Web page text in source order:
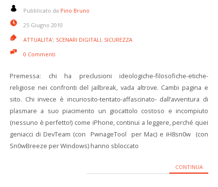
Pubblicato da Pino Bruno
25 Giugno 2010
ATTUALITA', SCENARI DIGITALI, SICUREZZA
0 Commenti
Premessa: chi ha preclusioni ideologiche-filosofiche-etiche-
religiose nei confronti del jailbreak, vada altrove. Cambi pagina e
sito. Chi invece è incuriosito-tentato-affascinato- dall’avventura di
plasmare a suo piacimento un giocattolo costoso e incompiuto
(nessuno è perfetto!) come iPhone, continui a leggere, perché quei
geniacci di DevTeam (con PwnageTool per Mac) e iH8sn0w (con
Sn0wBreeze per Windows) hanno sbloccato
CONTINUA